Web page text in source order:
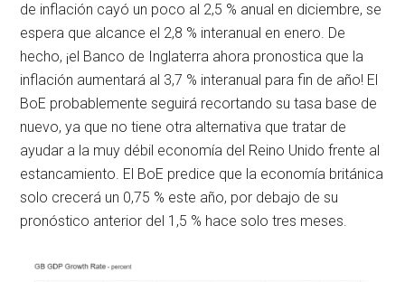
de inflación cayó un poco al 2,5 % anual en diciembre, se
espera que alcance el 2,8 % interanual en enero. De
hecho, ¡el Banco de Inglaterra ahora pronostica que la
inflación aumentará al 3,7 % interanual para fin de año! El
BoE probablemente seguirá recortando su tasa base de
nuevo, ya que no tiene otra alternativa que tratar de
ayudar a la muy débil economía del Reino Unido frente al
estancamiento. El BoE predice que la economía británica
solo crecerá un 0,75 % este año, por debajo de su
pronóstico anterior del 1,5 % hace solo tres meses.